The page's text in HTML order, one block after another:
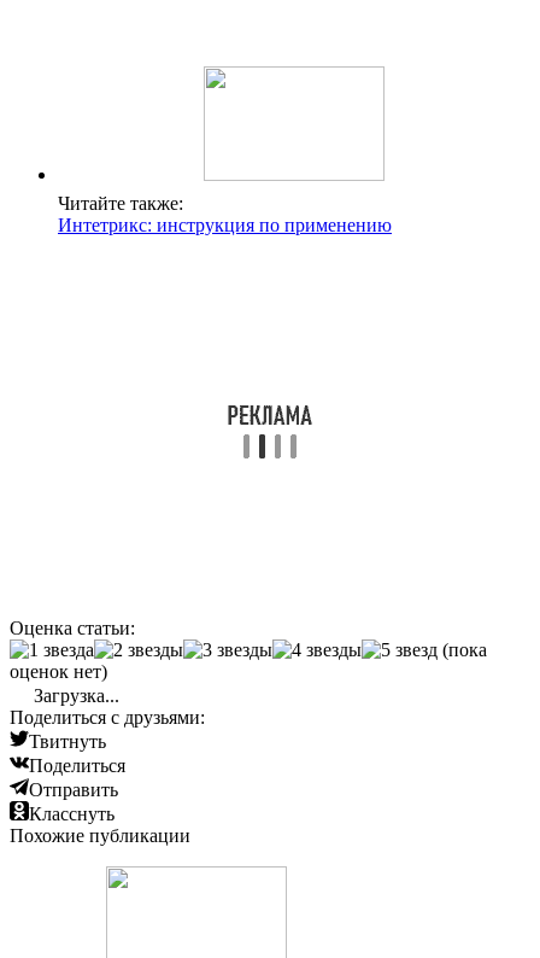
Читайте также:
Интетрикс: инструкция по применению
Оценка статьи:
(пока
оценок нет)
Загрузка...
Поделиться с друзьями:
Твитнуть
Поделиться
Отправить
Класснуть
Похожие публикации